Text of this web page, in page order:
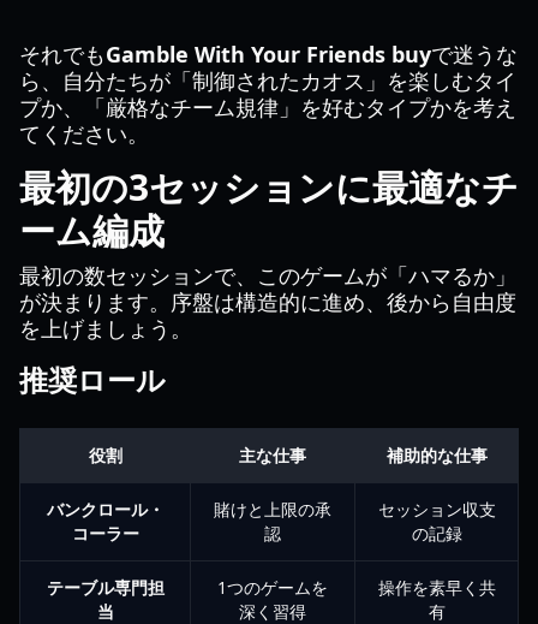
それでもGamble With Your Friends buyで迷うな
ら、自分たちが「制御されたカオス」を楽しむタイ
プか、「厳格なチーム規律」を好むタイプかを考え
てください。
最初の3セッションに最適なチ
ーム編成
最初の数セッションで、このゲームが「ハマるか」
が決まります。序盤は構造的に進め、後から自由度
を上げましょう。
推奨ロール
役割 主な仕事 補助的な仕事
バンクロール・
コーラー
賭けと上限の承
認
セッション収支
の記録
テーブル専門担
当
1つのゲームを
深く習得
操作を素早く共
有